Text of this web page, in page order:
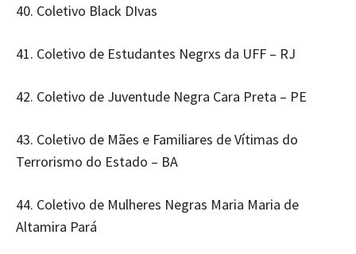
40. Coletivo Black DIvas
41. Coletivo de Estudantes Negrxs da UFF – RJ
42. Coletivo de Juventude Negra Cara Preta – PE
43. Coletivo de Mães e Familiares de Vítimas do
Terrorismo do Estado – BA
44. Coletivo de Mulheres Negras Maria Maria de
Altamira Pará